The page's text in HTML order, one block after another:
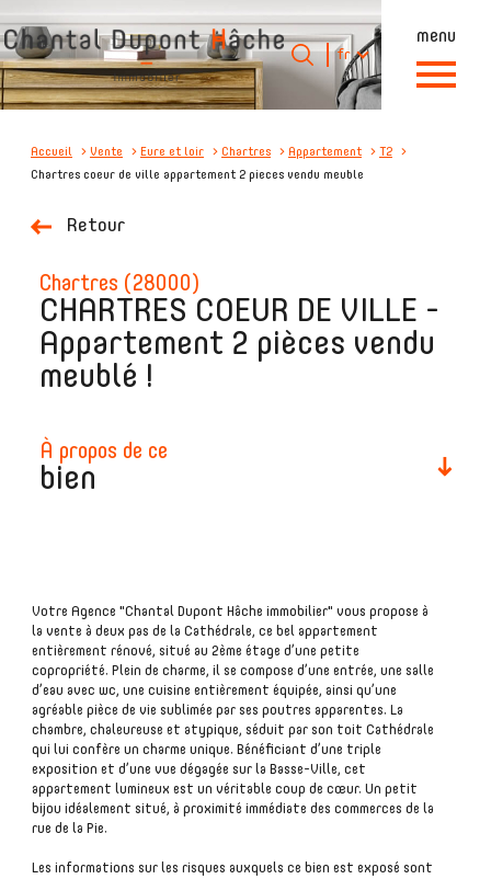
menu
Langue
fr
Accueil
0
Langue
fr
Accueil Vente Eure et loir Chartres Appartement
T2
Chartres coeur de ville appartement 2 pieces vendu meuble
Retour
chartres (28000)
CHARTRES COEUR DE VILLE -
Appartement 2 pièces vendu
meublé !
à propos de ce
bien
plus d'informations
financières
plus de
détails
Votre Agence "Chantal Dupont Hâche immobilier" vous propose à
la vente à deux pas de la Cathédrale, ce bel appartement
entièrement rénové, situé au 2ème étage d’une petite
copropriété. Plein de charme, il se compose d’une entrée, une salle
d’eau avec wc, une cuisine entièrement équipée, ainsi qu’une
agréable pièce de vie sublimée par ses poutres apparentes. La
chambre, chaleureuse et atypique, séduit par son toit Cathédrale
qui lui confère un charme unique. Bénéficiant d’une triple
exposition et d’une vue dégagée sur la Basse-Ville, cet
appartement lumineux est un véritable coup de cœur. Un petit
bijou idéalement situé, à proximité immédiate des commerces de la
rue de la Pie.
Les informations sur les risques auxquels ce bien est exposé sont